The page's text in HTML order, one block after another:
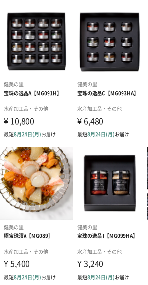
旬の時期に獲れた北海道産の秋鮭を塩漬け
な水分の抜けた秋鮭は旨みが凝縮されます
で〆ます。昆布の旨みと鮭の旨みの相性は
ちろん、お茶漬けにしても美味しく召し上げ
昆布〆鱈山椒50g ×1
旬の時期に獲れた北海道産の真鱈「まだら」
ます。余分な水分の抜けた真鱈は旨みが凝縮
きりの昆布で〆ます。昆布の旨みと真鱈の
味豊かな山椒で仕上げました。ご飯のお供
にしても美味しく召し上げれます。
商品詳細情報
外装サイズ
幅340×奥行340×高さ55mm
賞味期限／消
費期限
出荷より冷凍90日
購入者最低保
冷凍80日